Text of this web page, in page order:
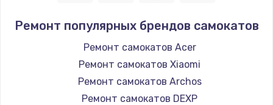
Замена / ремонт электронного модуля
управления
600 руб.
Ремонт популярных брендов самокатов
Ремонт самокатов Acer
Ремонт самокатов Xiaomi
Ремонт самокатов Archos
Ремонт самокатов DEXP